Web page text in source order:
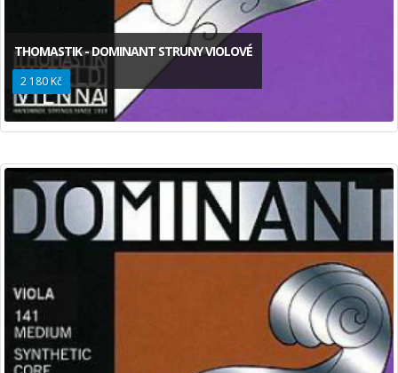
THOMASTIK - DOMINANT STRUNY VIOLOVÉ
2 180 Kč